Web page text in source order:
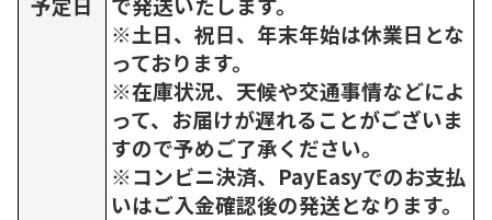
※土日、祝日、年末年始は休業日とな
っております。
※在庫状況、天候や交通事情などによ
って、お届けが遅れることがございま
すので予めご了承ください。
※コンビニ決済、PayEasyでのお支払
いはご入金確認後の発送となります。